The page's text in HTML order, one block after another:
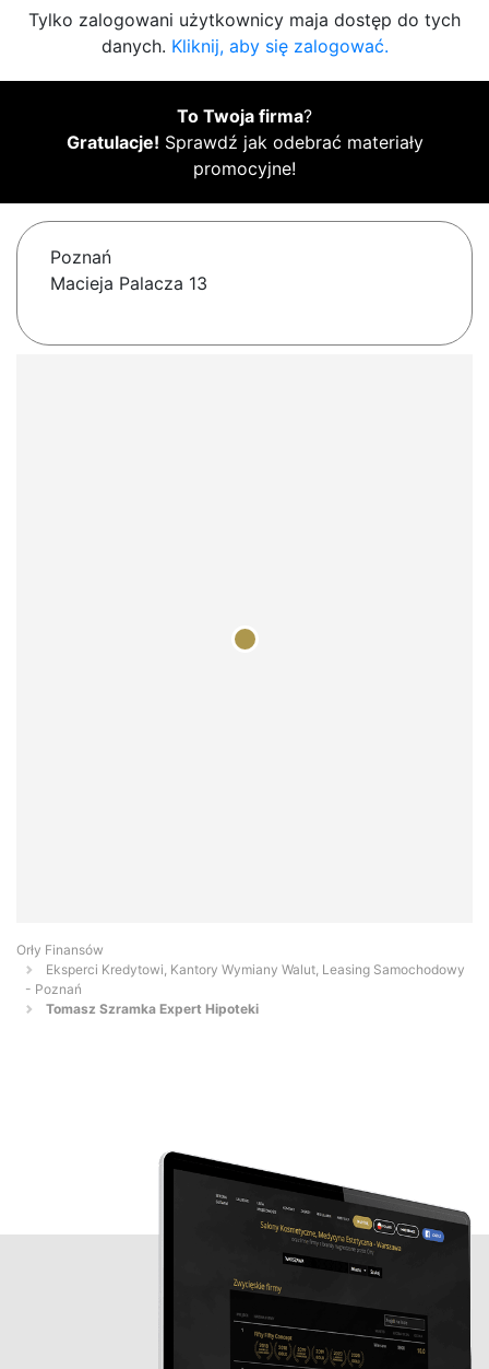
Tylko zalogowani użytkownicy maja dostęp do tych
danych. Kliknij, aby się zalogować.
To Twoja firma?
Gratulacje! Sprawdź jak odebrać materiały
promocyjne!
Poznań
Macieja Palacza 13
Orły Finansów
Eksperci Kredytowi, Kantory Wymiany Walut, Leasing Samochodowy
- Poznań
Tomasz Szramka Expert Hipoteki